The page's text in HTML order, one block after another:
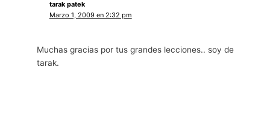
tarak patek
Marzo 1, 2009 en 2:32 pm
Muchas gracias por tus grandes lecciones.. soy de
tarak.